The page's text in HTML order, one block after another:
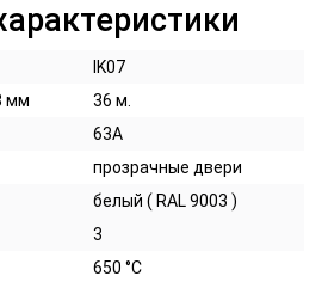
IK07
мм
36 м.
63А
прозрачные двери
белый ( RAL 9003 )
3
650 °C